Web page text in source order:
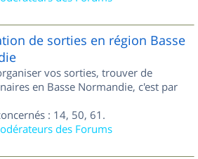
de sorties en région Basse
vos sorties, trouver de
en Basse Normandie, c'est par
: 14, 50, 61.
des Forums